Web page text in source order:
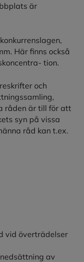
är
Här finns också
tion.
och
råden är till för att
syn på vissa
råd kan t.ex.
vid överträdelser
av